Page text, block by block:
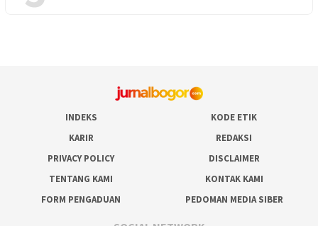
INDEKS
KODE ETIK
KARIR
REDAKSI
PRIVACY POLICY
DISCLAIMER
TENTANG KAMI
KONTAK KAMI
FORM PENGADUAN
PEDOMAN MEDIA SIBER